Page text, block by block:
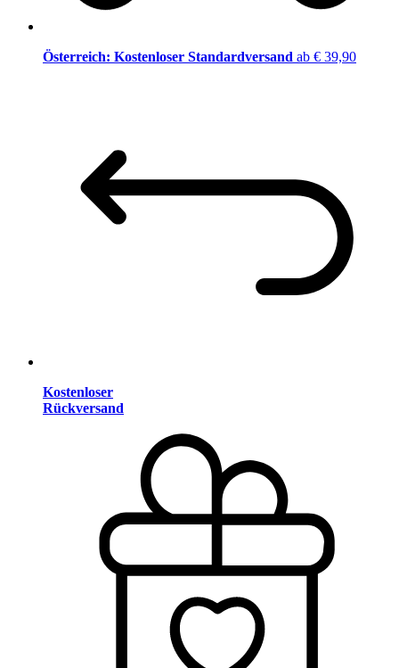
Österreich: Kostenloser Standardversand ab € 39,90
Kostenloser
Rückversand